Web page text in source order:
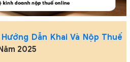
Hướng Dẫn Khai Và Nộp Thuế
2025